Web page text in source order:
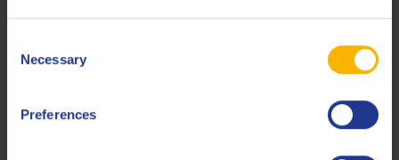
Selection
Necessary
Preferences